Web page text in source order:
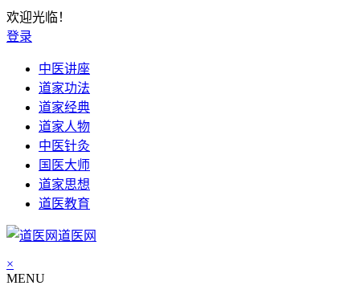
欢迎光临！
登录
中医讲座
道家功法
道家经典
道家人物
中医针灸
国医大师
道家思想
道医教育
道医网
×
MENU